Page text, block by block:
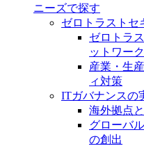
ニーズで探す
ゼロトラストセ
ゼロトラ
ットワー
産業・生
ィ対策
ITガバナンスの
海外拠点
グローバ
の創出